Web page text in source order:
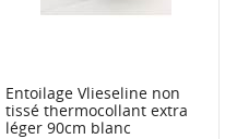
Entoilage Vlieseline non
tissé thermocollant extra
léger 90cm blanc